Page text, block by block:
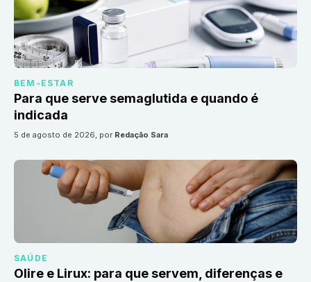
BEM-ESTAR
Para que serve semaglutida e quando é
indicada
5 de agosto de 2026, por Redação Sara
SAÚDE
Olire e Lirux: para que servem, diferenças e